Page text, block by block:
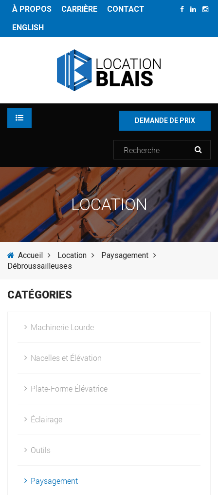
À PROPOS CARRIÈRE
CONTACT
ENGLISH
LOCATION
INVENTAIRE
SERVICES
ACTUALITÉS
FOURNISSEURS
DEMANDE DE PRIX
LOCATION
Accueil Location
Paysagement
Débroussailleuses
CATÉGORIES
Machinerie Lourde
Nacelles et Élévation
Plate-Forme Élévatrice
Éclairage
Outils
Paysagement